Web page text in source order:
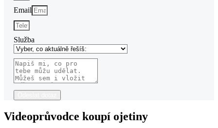
Email
Služba
Videoprůvodce koupí ojetiny